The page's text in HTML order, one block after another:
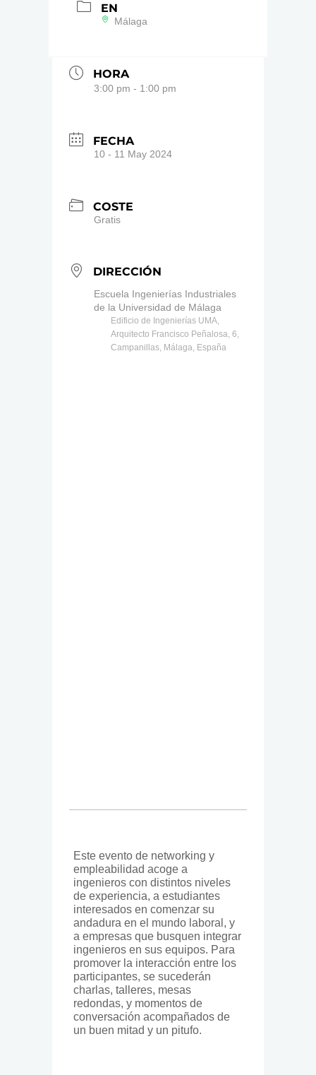
EN
Málaga
HORA
3:00 pm - 1:00 pm
FECHA
10 - 11 May 2024
COSTE
Gratis
DIRECCIÓN
Escuela Ingenierías Industriales
de la Universidad de Málaga
Edificio de Ingenierías UMA,
Arquitecto Francisco Peñalosa, 6,
Campanillas, Málaga, España
Este evento de networking y
empleabilidad acoge a
ingenieros con distintos niveles
de experiencia, a estudiantes
interesados en comenzar su
andadura en el mundo laboral, y
a empresas que busquen integrar
ingenieros en sus equipos. Para
promover la interacción entre los
participantes, se sucederán
charlas, talleres, mesas
redondas, y momentos de
conversación acompañados de
un buen mitad y un pitufo.